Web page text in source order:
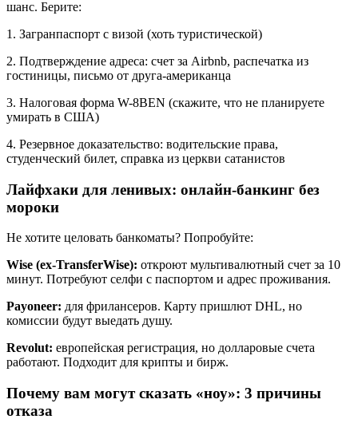
шанс. Берите:
1. Загранпаспорт с визой (хоть туристической)
2. Подтверждение адреса: счет за Airbnb, распечатка из
гостиницы, письмо от друга-американца
3. Налоговая форма W-8BEN (скажите, что не планируете
умирать в США)
4. Резервное доказательство: водительские права,
студенческий билет, справка из церкви сатанистов
Лайфхаки для ленивых: онлайн-банкинг без
мороки
Не хотите целовать банкоматы? Попробуйте:
Wise (ex-TransferWise): откроют мультивалютный счет за 10
минут. Потребуют селфи с паспортом и адрес проживания.
Payoneer: для фрилансеров. Карту пришлют DHL, но
комиссии будут выедать душу.
Revolut: европейская регистрация, но долларовые счета
работают. Подходит для крипты и бирж.
Почему вам могут сказать «ноу»: 3 причины
отказа